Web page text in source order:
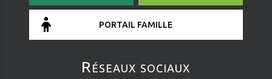
PORTAIL FAMILLE
Réseaux sociaux